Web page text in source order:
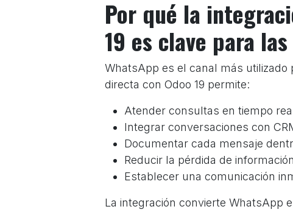
Por qué la
19 es clave para
WhatsApp es el canal más utilizado
directa con Odoo 19 permite:
Atender consultas en tiempo
Integrar conversaciones con
Documentar cada mensaje
Reducir la pérdida de
Establecer una comunicación
La integración convierte WhatsApp